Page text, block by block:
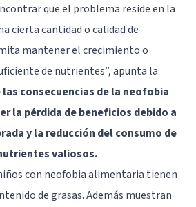
que el problema reside en la
cierta cantidad o calidad de
mantener el crecimiento o
de nutrientes”, apunta la
las consecuencias de la neofobia
la pérdida de beneficios debido a
y la reducción del consumo de
valiosos.
con neofobia alimentaria tienen
de grasas. Además muestran